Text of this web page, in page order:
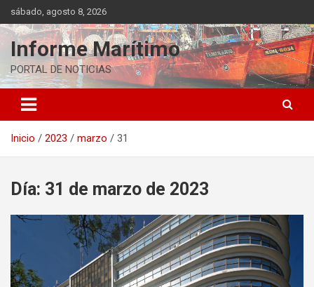
Saltar
al
contenido
sábado, agosto 8, 2026
Informe Marítimo
PORTAL DE NOTICIAS
Inicio 2023 marzo 31
Día: 31 de marzo de 2023